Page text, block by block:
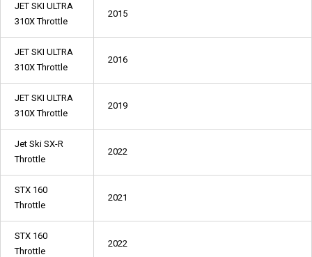
JET SKI ULTRA
310X Throttle
2015
JET SKI ULTRA
310X Throttle
2016
JET SKI ULTRA
310X Throttle
2019
Jet Ski SX-R
Throttle
2022
STX 160
Throttle
2021
STX 160
Throttle
2022